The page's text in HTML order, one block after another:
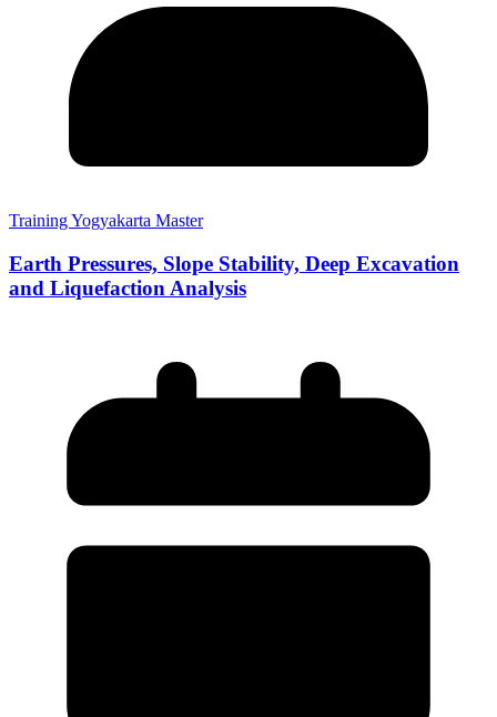
Training Yogyakarta Master
Earth Pressures, Slope Stability, Deep Excavation
and Liquefaction Analysis